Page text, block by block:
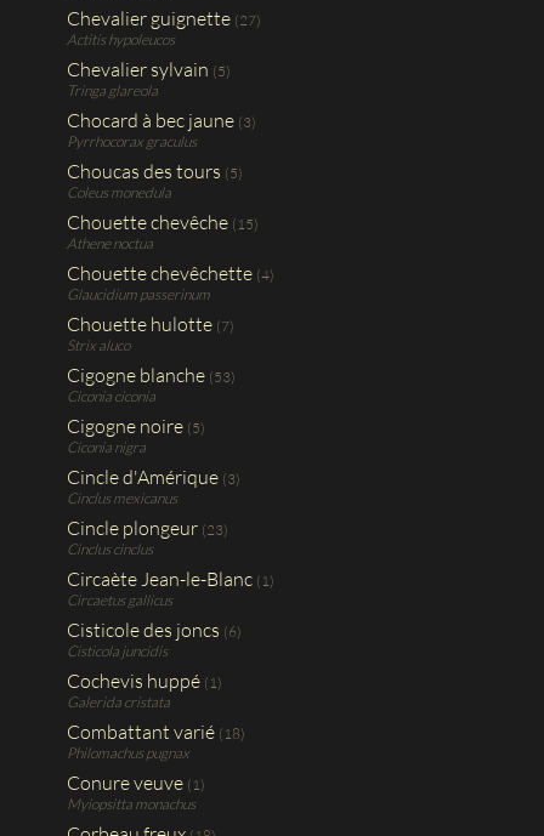
Chevalier guignette (27)
Actitis hypoleucos
Chevalier sylvain (5)
Tringa glareola
Chocard à bec jaune (3)
Pyrrhocorax graculus
Choucas des tours (5)
Coleus monedula
Chouette chevêche (15)
Athene noctua
Chouette chevêchette (4)
Glaucidium passerinum
Chouette hulotte (7)
Strix aluco
Cigogne blanche (53)
Ciconia ciconia
Cigogne noire (5)
Ciconia nigra
Cincle d'Amérique (3)
Cinclus mexicanus
Cincle plongeur (23)
Cinclus cinclus
Circaète Jean-le-Blanc (1)
Circaetus gallicus
Cisticole des joncs (6)
Cisticola juncidis
Cochevis huppé (1)
Galerida cristata
Combattant varié (18)
Philomachus pugnax
Conure veuve (1)
Myiopsitta monachus